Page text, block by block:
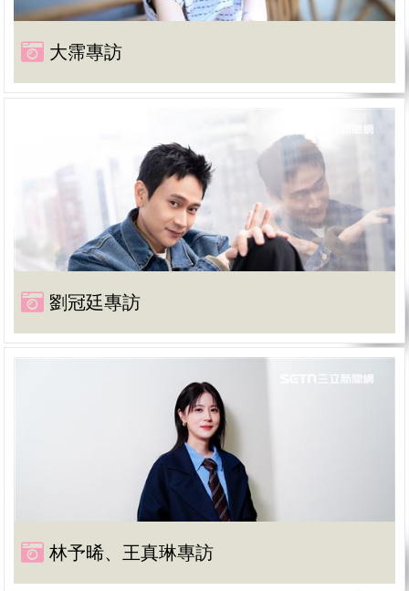
大霈專訪
劉冠廷專訪
林予晞、王真琳專訪